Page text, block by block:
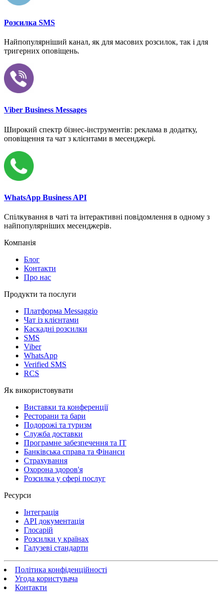
Розсилка SMS
Найпопулярніший канал, як для масових розсилок, так і для
тригерних оповіщень.
Viber Business Messages
Широкий спектр бізнес-інструментів: реклама в додатку,
оповіщення та чат з клієнтами в месенджері.
WhatsApp Business API
Спілкування в чаті та інтерактивні повідомлення в одному з
найпопулярніших месенджерів.
Компанія
Блог
Контакти
Про нас
Продукти та послуги
Платформа Messaggio
Чат із клієнтами
Каскадні розсилки
SMS
Viber
WhatsApp
Verified SMS
RCS
Як використовувати
Виставки та конференції
Ресторани та бари
Подорожі та туризм
Служба доставки
Програмне забезпечення та IT
Банківська справа та Фінанси
Страхування
Охорона здоров'я
Розсилка у сфері послуг
Ресурси
Інтеграція
API документація
Глосарій
Розсилки у країнах
Галузеві стандарти
Політика конфіденційності
Угода користувача
Контакти